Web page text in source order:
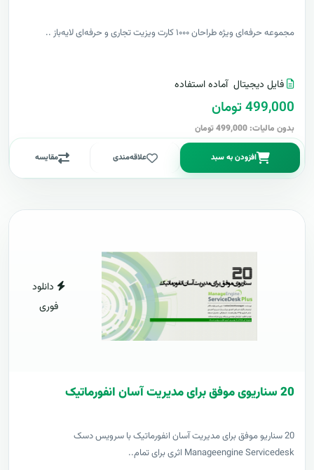
مجموعه حرفه‌ای ویژه طراحان ۱۰۰۰ کارت ویزیت تجاری و حرفه‌ای لایه‌باز ..
فایل دیجیتال آماده استفاده
499,000 تومان
بدون مالیات: 499,000 تومان
افزودن به سبد علاقه‌مندی مقایسه
دانلود
فوری
20 سناریوی موفق برای مدیریت آسان انفورماتیک
20 سناریو موفق برای مدیریت آسان انفورماتیک با سرویس دسک
Manageengine Servicedesk اثری برای تمام..